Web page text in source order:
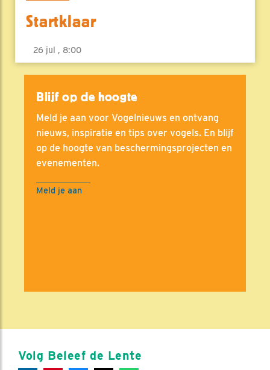
Startklaar
26 jul , 8:00
Blijf op de hoogte
Meld je aan voor Vogelnieuws en ontvang
nieuws, inspiratie en tips over vogels. En blijf
op de hoogte van beschermingsprojecten en
evenementen.
Meld je aan
Volg Beleef de Lente